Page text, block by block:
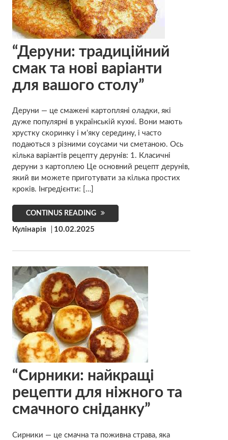
“Деруни: традиційний
смак та нові варіанти
для вашого столу”
Деруни — це смажені картопляні оладки, які
дуже популярні в українській кухні. Вони мають
хрустку скоринку і м’яку середину, і часто
подаються з різними соусами чи сметаною. Ось
кілька варіантів рецепту дерунів: 1. Класичні
деруни з картоплею Це основний рецепт дерунів,
який ви можете приготувати за кілька простих
кроків. Інгредієнти: […]
CONTINUS READING
Кулінарія 10.02.2025
“Сирники: найкращі
рецепти для ніжного та
смачного сніданку”
Сирники — це смачна та поживна страва, яка